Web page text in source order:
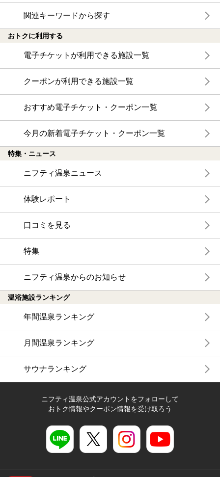
関連キーワードから探す
おトクに利用する
電子チケットが利用できる施設一覧
クーポンが利用できる施設一覧
おすすめ電子チケット・クーポン一覧
今月の新着電子チケット・クーポン一覧
特集・ニュース
ニフティ温泉ニュース
体験レポート
口コミを見る
特集
ニフティ温泉からのお知らせ
温浴施設ランキング
年間温泉ランキング
月間温泉ランキング
サウナランキング
ニフティ温泉公式アカウントをフォローして
おトク情報やクーポン情報を受け取ろう